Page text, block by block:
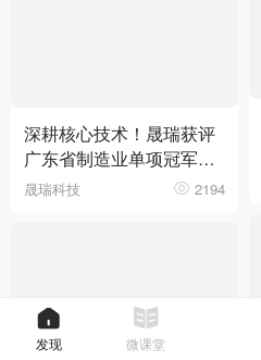
深耕核心技术！晟瑞获评
广东省制造业单项冠军企
业
晟瑞科技 2194
发现 微课堂